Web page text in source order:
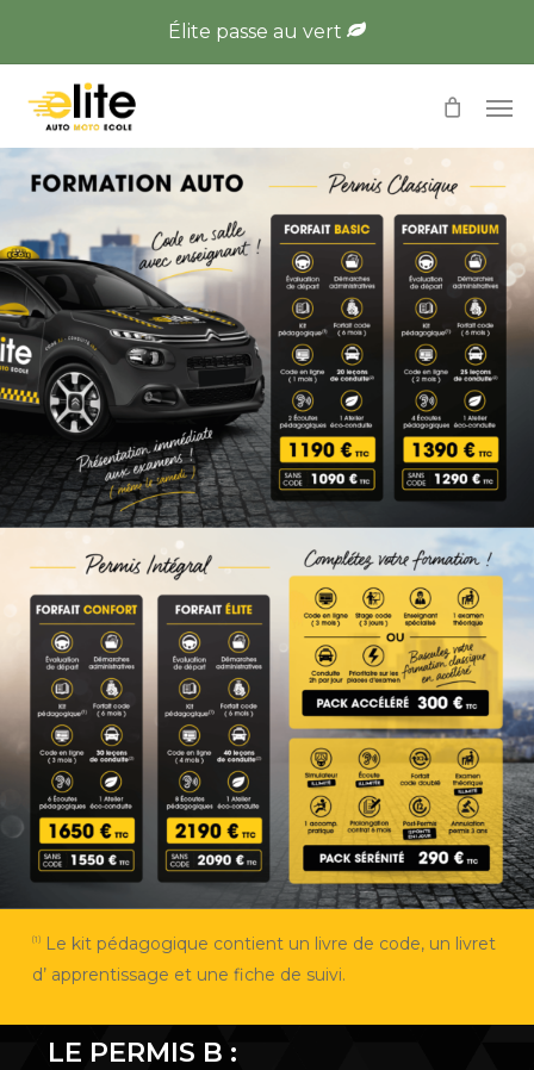
content
Élite passe au vert
(1)Le kit pédagogique contient un livre de code, un livret
d’ apprentissage et une fiche de suivi.
LE PERMIS B :